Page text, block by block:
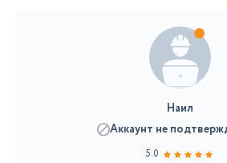
Наил
Аккаунт не
5.0